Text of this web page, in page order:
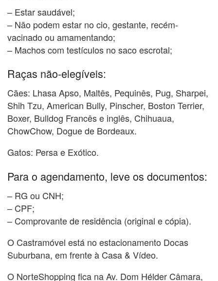
– Estar saudável;
– Não podem estar no cio, gestante, recém-
vacinado ou amamentando;
– Machos com testículos no saco escrotal;
Raças não-elegíveis:
Cães: Lhasa Apso, Maltês, Pequinês, Pug, Sharpei,
Shih Tzu, American Bully, Pinscher, Boston Terrier,
Boxer, Bulldog Francês e inglês, Chihuaua,
ChowChow, Dogue de Bordeaux.
Gatos: Persa e Exótico.
Para o agendamento, leve os documentos:
– RG ou CNH;
– CPF;
– Comprovante de residência (original e cópia).
O Castramóvel está no estacionamento Docas
Suburbana, em frente à Casa & Vídeo.
O NorteShopping fica na Av. Dom Hélder Câmara,